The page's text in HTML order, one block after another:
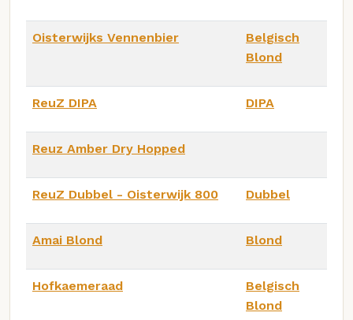
Oisterwijks Vennenbier
Belgisch
Blond
ReuZ DIPA DIPA
Reuz Amber Dry Hopped
ReuZ Dubbel - Oisterwijk 800 Dubbel
Amai Blond Blond
Hofkaemeraad
Belgisch
Blond